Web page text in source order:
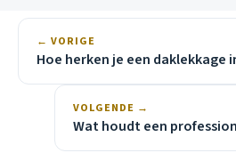
← VORIGE
Hoe herken je een daklekkage
VOLGENDE →
Wat houdt een